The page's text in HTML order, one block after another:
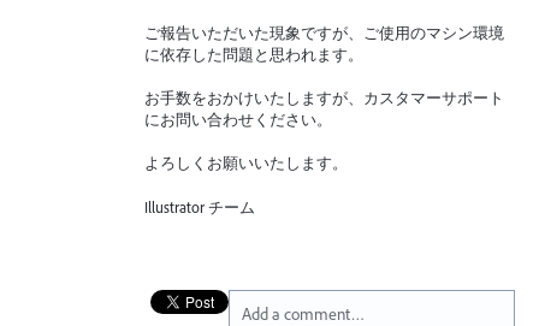
ご報告いただいた現象ですが、ご使用のマシン環境
に依存した問題と思われます。
お手数をおかけいたしますが、カスタマーサポート
にお問い合わせください。
よろしくお願いいたします。
Illustrator チーム
Add a comment…